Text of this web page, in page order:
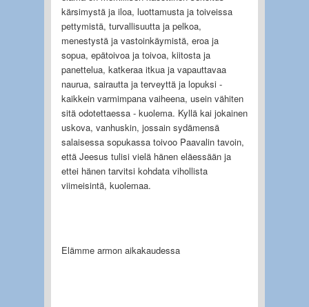
kärsimystä ja iloa, luottamusta ja toiveissa
pettymistä, turvallisuut­ta ja pelkoa,
menestystä ja vastoinkäymistä, eroa ja
sopua, epätoivoa ja toivoa, kiitosta ja
panettelua, katkeraa itkua ja vapauttavaa
naurua, sairautta ja terveyttä ja lopuksi -
kaikkein varmimpana vaiheena, usein vähiten
sitä odotettaessa - kuolema. Kyllä kai jokainen
uskova, vanhuskin, jossain sydämensä
salaisessa sopukassa toivoo Paavalin tavoin,
että Jeesus tulisi vielä hänen eläessään ja
ettei hänen tarvitsi kohdata vihollista
viimeisintä, kuolemaa.
Elämme armon aikakaudessa